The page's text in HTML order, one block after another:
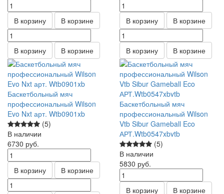
В корзину В корзине
В корзину В корзине
В корзину В корзине
В корзину В корзине
Баскетбольный мяч
профессиональный Wilson
Evo Nxt арт. Wtb0901xb
(5)
В наличии
6730 руб.
В корзину В корзине
Баскетбольный мяч
профессиональный Wilson
Vtb Sibur Gameball Eco
АРТ.Wtb0547xbvtb
(5)
В наличии
5830 руб.
В корзину В корзине